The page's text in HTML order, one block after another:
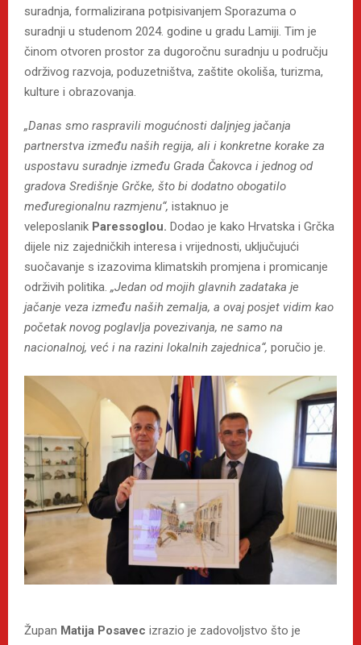
suradnja, formalizirana potpisivanjem Sporazuma o
suradnji u studenom 2024. godine u gradu Lamiji. Tim je
činom otvoren prostor za dugoročnu suradnju u području
održivog razvoja, poduzetništva, zaštite okoliša, turizma,
kulture i obrazovanja.
„Danas smo raspravili mogućnosti daljnjeg jačanja
partnerstva između naših regija, ali i konkretne korake za
uspostavu suradnje između Grada Čakovca i jednog od
gradova Središnje Grčke, što bi dodatno obogatilo
međuregionalnu razmjenu“, istaknuo je
veleposlanik Paressoglou. Dodao je kako Hrvatska i Grčka
dijele niz zajedničkih interesa i vrijednosti, uključujući
suočavanje s izazovima klimatskih promjena i promicanje
održivih politika. „Jedan od mojih glavnih zadataka je
jačanje veza između naših zemalja, a ovaj posjet vidim kao
početak novog poglavlja povezivanja, ne samo na
nacionalnoj, već i na razini lokalnih zajednica“, poručio je.
Župan Matija Posavec izrazio je zadovoljstvo što je